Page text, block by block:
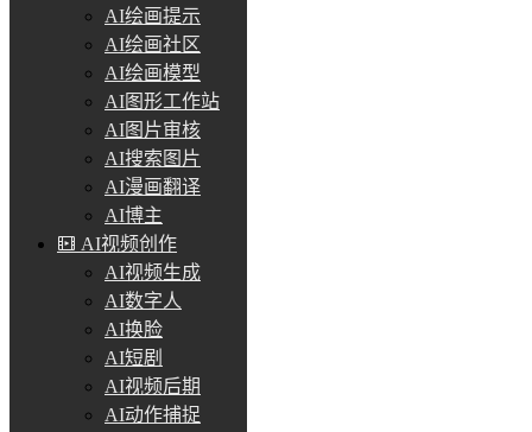
AI绘画提示
AI绘画社区
AI绘画模型
AI图形工作站
AI图片审核
AI搜索图片
AI漫画翻译
AI博主
AI视频创作
AI视频生成
AI数字人
AI换脸
AI短剧
AI视频后期
AI动作捕捉